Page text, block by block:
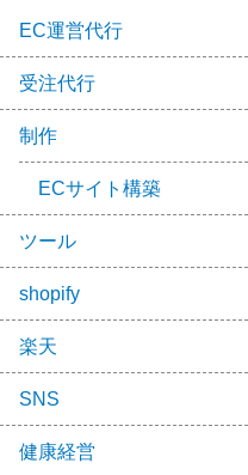
EC運営代行
受注代行
制作
ECサイト構築
ツール
shopify
楽天
SNS
健康経営